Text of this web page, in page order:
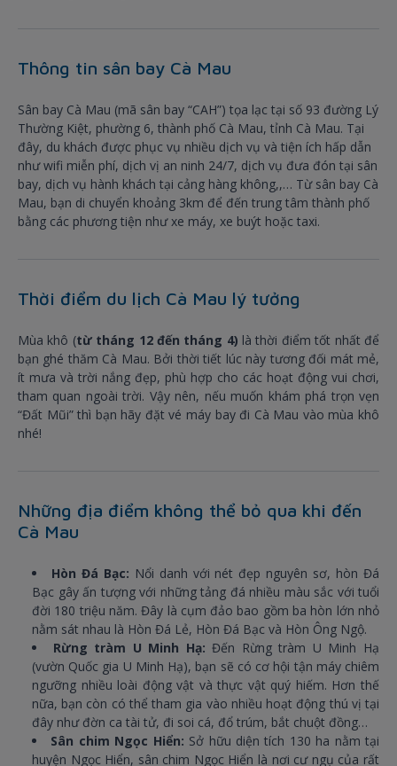
Thông tin sân bay Cà Mau
Sân bay Cà Mau (mã sân bay “CAH”) tọa lạc tại số 93 đường Lý
Thường Kiệt, phường 6, thành phố Cà Mau, tỉnh Cà Mau. Tại
đây, du khách được phục vụ nhiều dịch vụ và tiện ích hấp dẫn
như wifi miễn phí, dịch vị an ninh 24/7, dịch vụ đưa đón tại sân
bay, dịch vụ hành khách tại cảng hàng không,,… Từ sân bay Cà
Mau, bạn di chuyển khoảng 3km để đến trung tâm thành phố
bằng các phương tiện như xe máy, xe buýt hoặc taxi.
Thời điểm du lịch Cà Mau lý tưởng
Mùa khô (từ tháng 12 đến tháng 4) là thời điểm tốt nhất để
bạn ghé thăm Cà Mau. Bởi thời tiết lúc này tương đối mát mẻ,
ít mưa và trời nắng đẹp, phù hợp cho các hoạt động vui chơi,
tham quan ngoài trời. Vậy nên, nếu muốn khám phá trọn vẹn
“Đất Mũi” thì bạn hãy đặt vé máy bay đi Cà Mau vào mùa khô
nhé!
Những địa điểm không thể bỏ qua khi đến
Cà Mau
Hòn Đá Bạc: Nổi danh với nét đẹp nguyên sơ, hòn Đá
Bạc gây ấn tượng với những tảng đá nhiều màu sắc với tuổi
đời 180 triệu năm. Đây là cụm đảo bao gồm ba hòn lớn nhỏ
nằm sát nhau là Hòn Đá Lẻ, Hòn Đá Bạc và Hòn Ông Ngộ.
Rừng tràm U Minh Hạ:Đến Rừng tràm U Minh Hạ
(vườn Quốc gia U Minh Hạ), bạn sẽ có cơ hội tận máy chiêm
ngưỡng nhiều loài động vật và thực vật quý hiếm. Hơn thế
nữa, bạn còn có thể tham gia vào nhiều hoạt động thú vị tại
đây như đờn ca tài tử, đi soi cá, đổ trúm, bắt chuột đồng…
Sân chim Ngọc Hiển: Sở hữu diện tích 130 ha nằm tại
huyện Ngọc Hiển, sân chim Ngọc Hiển là nơi cư ngụ của rất